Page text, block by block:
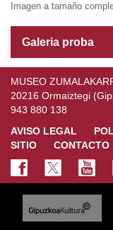
Imagen a tamaño
Galeria proba
MUSEO
20216 Ormaiztegi
943 880 138
AVISO LEGAL
SITIO
CONTACTO